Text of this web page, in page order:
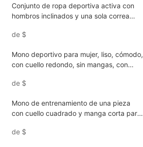
Conjunto de ropa deportiva activa con
hombros inclinados y una sola correa
levantamiento de glúteos y cintura alta
de $
Mono deportivo para mujer, liso, cómodo,
con cuello redondo, sin mangas, con
acampanados
de $
Mono de entrenamiento de una pieza
con cuello cuadrado y manga corta para
de $